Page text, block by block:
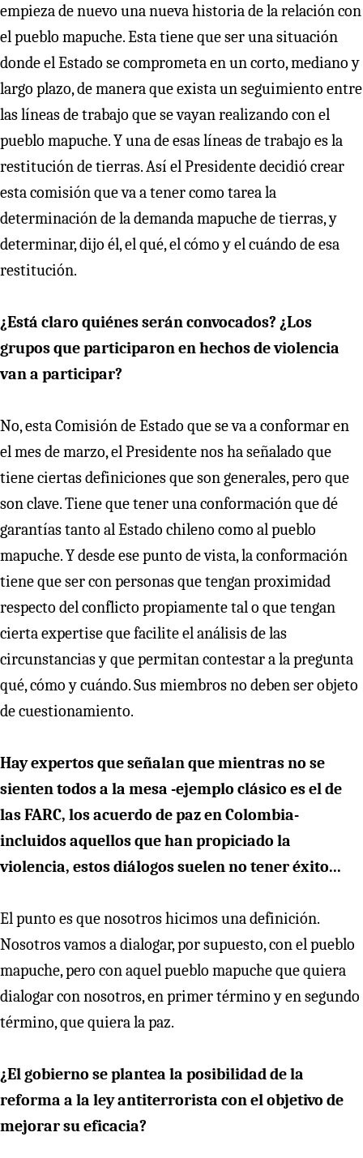
empieza de nuevo una nueva historia de la relación con
el pueblo mapuche. Esta tiene que ser una situación
donde el Estado se comprometa en un corto, mediano y
largo plazo, de manera que exista un seguimiento entre
las líneas de trabajo que se vayan realizando con el
pueblo mapuche. Y una de esas líneas de trabajo es la
restitución de tierras. Así el Presidente decidió crear
esta comisión que va a tener como tarea la
determinación de la demanda mapuche de tierras, y
determinar, dijo él, el qué, el cómo y el cuándo de esa
restitución.
¿Está claro quiénes serán convocados? ¿Los
grupos que participaron en hechos de violencia
van a participar?
No, esta Comisión de Estado que se va a conformar en
el mes de marzo, el Presidente nos ha señalado que
tiene ciertas definiciones que son generales, pero que
son clave. Tiene que tener una conformación que dé
garantías tanto al Estado chileno como al pueblo
mapuche. Y desde ese punto de vista, la conformación
tiene que ser con personas que tengan proximidad
respecto del conflicto propiamente tal o que tengan
cierta expertise que facilite el análisis de las
circunstancias y que permitan contestar a la pregunta
qué, cómo y cuándo. Sus miembros no deben ser objeto
de cuestionamiento.
Hay expertos que señalan que mientras no se
sienten todos a la mesa -ejemplo clásico es el de
las FARC, los acuerdo de paz en Colombia-
incluidos aquellos que han propiciado la
violencia, estos diálogos suelen no tener éxito...
El punto es que nosotros hicimos una definición.
Nosotros vamos a dialogar, por supuesto, con el pueblo
mapuche, pero con aquel pueblo mapuche que quiera
dialogar con nosotros, en primer término y en segundo
término, que quiera la paz.
¿El gobierno se plantea la posibilidad de la
reforma a la ley antiterrorista con el objetivo de
mejorar su eficacia?